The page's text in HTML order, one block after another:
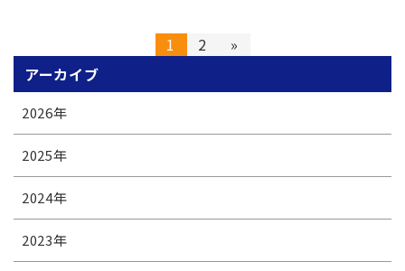
1 2
»
アーカイブ
2026年
2025年
2024年
2023年